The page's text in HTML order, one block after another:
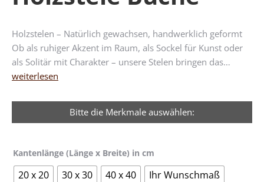
Holzstelen – Natürlich gewachsen, handwerklich geformt
Ob als ruhiger Akzent im Raum, als Sockel für Kunst oder
als Solitär mit Charakter – unsere Stelen bringen das…
weiterlesen
Bitte die Merkmale auswählen:
Kantenlänge (Länge x Breite) in cm
20 x 20 30 x 30 40 x 40 Ihr Wunschmaß